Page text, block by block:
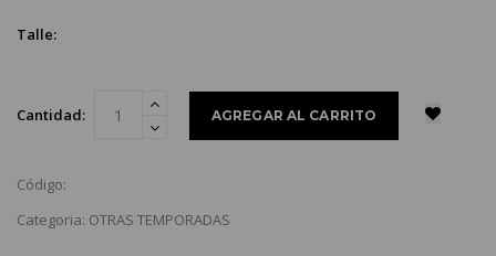
Talle:
Cantidad:
Código:
Categoria: OTRAS TEMPORADAS